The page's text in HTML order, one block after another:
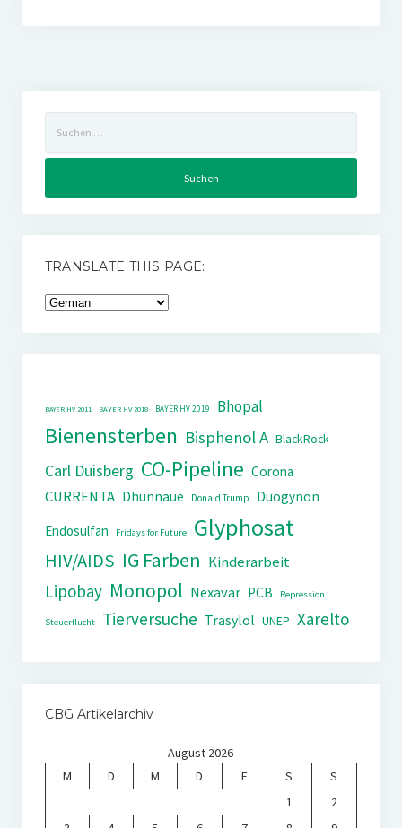
nach:
TRANSLATE THIS PAGE:
BAYER HV 2011 BAYER HV 2018 BAYER HV 2019 Bhopal
Bienensterben Bisphenol A BlackRock
Carl Duisberg CO-Pipeline Corona
CURRENTA Dhünnaue Donald Trump
Duogynon
Endosulfan
Fridays for Future Glyphosat
HIV/AIDS IG Farben Kinderarbeit
Lipobay Monopol Nexavar PCB Repression
Steuerflucht Tierversuche Trasylol UNEP Xarelto
CBG Artikelarchiv
August 2026
M
D M D F S
S
1
2